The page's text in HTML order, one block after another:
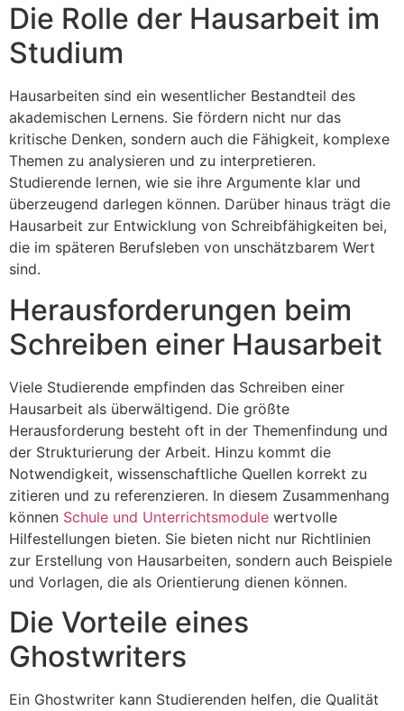
Die Rolle der Hausarbeit im
Studium
Hausarbeiten sind ein wesentlicher Bestandteil des
akademischen Lernens. Sie fördern nicht nur das
kritische Denken, sondern auch die Fähigkeit, komplexe
Themen zu analysieren und zu interpretieren.
Studierende lernen, wie sie ihre Argumente klar und
überzeugend darlegen können. Darüber hinaus trägt die
Hausarbeit zur Entwicklung von Schreibfähigkeiten bei,
die im späteren Berufsleben von unschätzbarem Wert
sind.
Herausforderungen beim
Schreiben einer Hausarbeit
Viele Studierende empfinden das Schreiben einer
Hausarbeit als überwältigend. Die größte
Herausforderung besteht oft in der Themenfindung und
der Strukturierung der Arbeit. Hinzu kommt die
Notwendigkeit, wissenschaftliche Quellen korrekt zu
zitieren und zu referenzieren. In diesem Zusammenhang
können Schule und Unterrichtsmodule wertvolle
Hilfestellungen bieten. Sie bieten nicht nur Richtlinien
zur Erstellung von Hausarbeiten, sondern auch Beispiele
und Vorlagen, die als Orientierung dienen können.
Die Vorteile eines
Ghostwriters
Ein Ghostwriter kann Studierenden helfen, die Qualität